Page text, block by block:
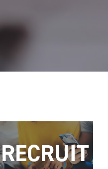
RECRUIT